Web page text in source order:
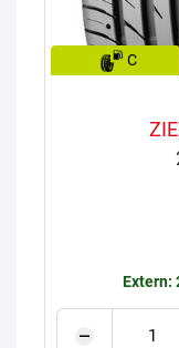
C
Extern: